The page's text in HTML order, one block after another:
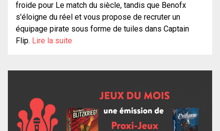
froide pour Le match du siècle, tandis que Benofx
s'éloigne du réel et vous propose de recruter un
équipage pirate sous forme de tuiles dans Captain
Flip. Lire la suite